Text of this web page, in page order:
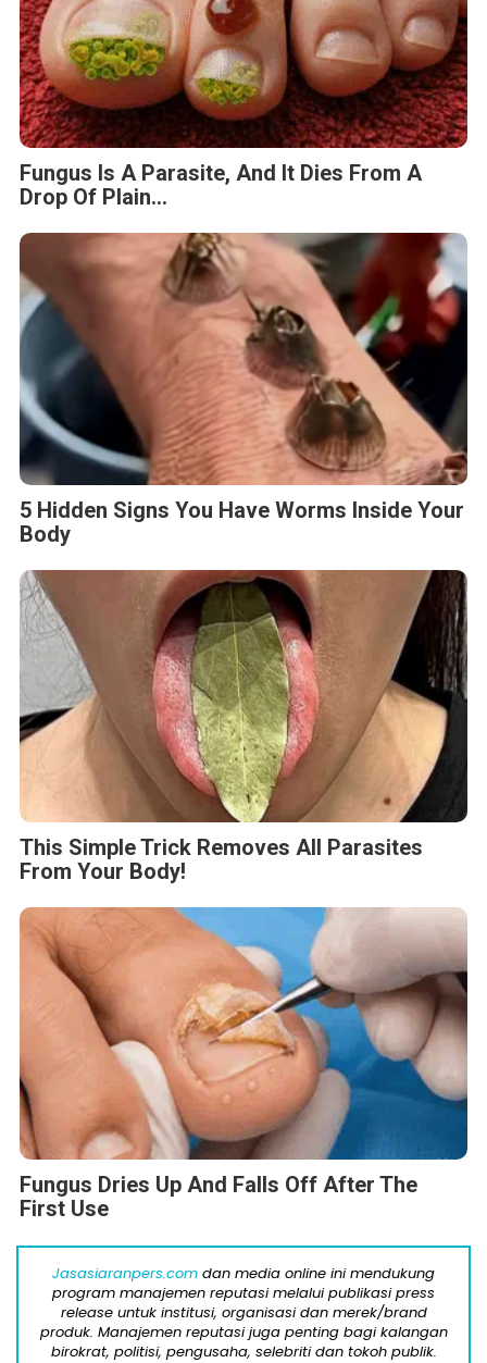
Fungus Is A Parasite, And It Dies From A
Drop Of Plain...
5 Hidden Signs You Have Worms Inside Your
Body
This Simple Trick Removes All Parasites
From Your Body!
Fungus Dries Up And Falls Off After The
First Use
Jasasiaranpers.com dan media online ini mendukung
program manajemen reputasi melalui publikasi press
release untuk institusi, organisasi dan merek/brand
produk. Manajemen reputasi juga penting bagi kalangan
birokrat, politisi, pengusaha, selebriti dan tokoh publik.